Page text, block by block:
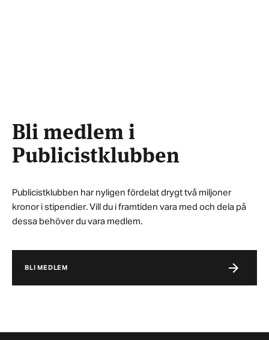
Bli medlem i
Publicistklubben
Publicistklubben har nyligen fördelat drygt två miljoner
kronor i stipendier. Vill du i framtiden vara med och dela på
dessa behöver du vara medlem.
BLI MEDLEM